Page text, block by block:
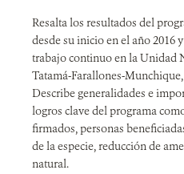
Resalta los resultados del
desde su inicio en el año 2016
trabajo continuo en la Unidad
Tatamá-Farallones-
Describe generalidades e
logros clave del programa
firmados, personas
de la especie, reducción de
natural.